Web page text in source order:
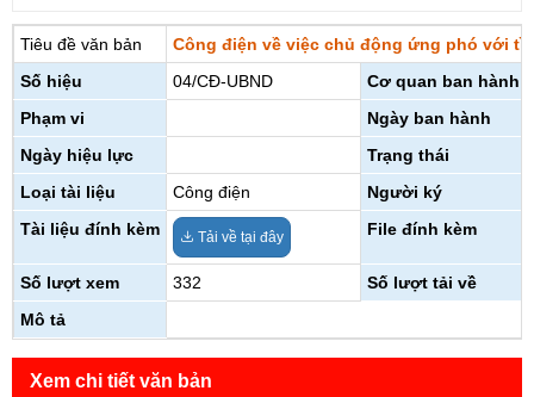
Tiêu đề văn bản
Công điện về việc chủ động ứng phó với
Số hiệu
04/CĐ-UBND
Cơ quan ban hành
Phạm vi
Ngày ban hành
Ngày hiệu lực
Trạng thái
Loại tài liệu
Công điện
Người ký
Tài liệu đính kèm
Tải về tại đây File đính kèm
Số lượt xem 332
Số lượt tải về
Mô tả
Xem chi tiết văn bản